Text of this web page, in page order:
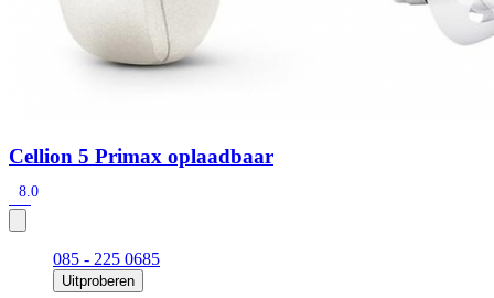
Cellion 5 Primax oplaadbaar
8.0
085 - 225 0685
Uitproberen